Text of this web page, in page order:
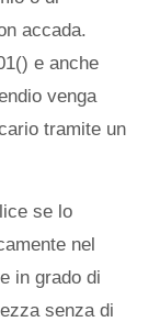
accada.
e anche
venga
tramite un
se lo
nel
in grado di
senza di